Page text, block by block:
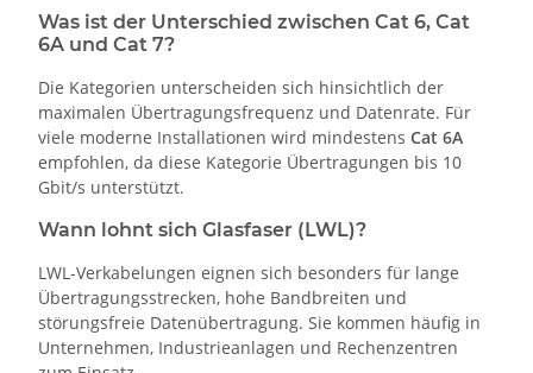
Was ist der Unterschied zwischen Cat 6, Cat
6A und Cat 7?
Die Kategorien unterscheiden sich hinsichtlich der
maximalen Übertragungsfrequenz und Datenrate. Für
viele moderne Installationen wird mindestens Cat 6A
empfohlen, da diese Kategorie Übertragungen bis 10
Gbit/s unterstützt.
Wann lohnt sich Glasfaser (LWL)?
LWL-Verkabelungen eignen sich besonders für lange
Übertragungsstrecken, hohe Bandbreiten und
störungsfreie Datenübertragung. Sie kommen häufig in
Unternehmen, Industrieanlagen und Rechenzentren